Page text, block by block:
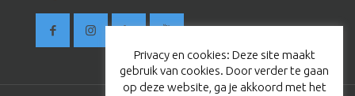
Privacy en cookies: Deze site maakt
gebruik van cookies. Door verder te gaan
op deze website, ga je akkoord met het